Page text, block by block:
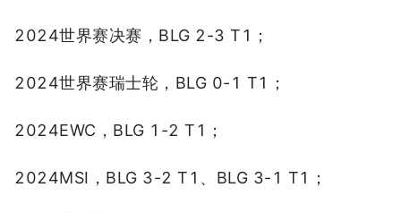
2024世界赛决赛，BLG 2-3 T1；
2024世界赛瑞士轮，BLG 0-1 T1；
2024EWC，BLG 1-2 T1；
2024MSI，BLG 3-2 T1、BLG 3-1 T1；